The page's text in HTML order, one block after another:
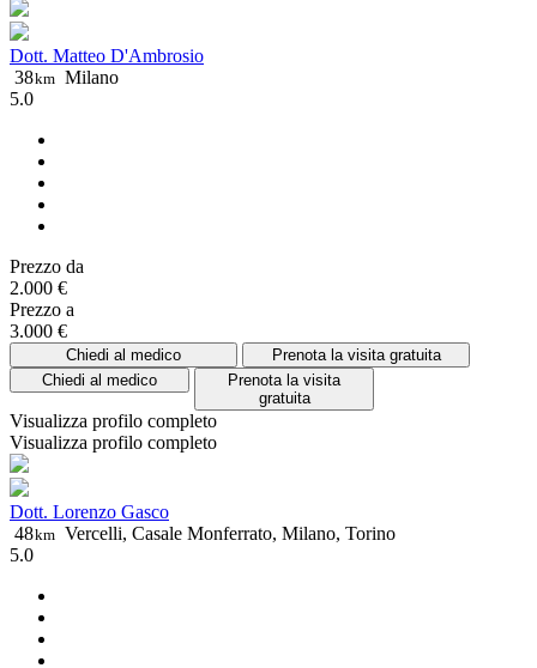
Dott. Matteo D'Ambrosio
38km Milano
5.0
Prezzo da
2.000 €
Prezzo a
3.000 €
Chiedi al medico
Prenota la visita gratuita
Chiedi al medico
Prenota la visita
gratuita
Visualizza profilo completo
Visualizza profilo completo
Dott. Lorenzo Gasco
48km Vercelli, Casale Monferrato, Milano, Torino
5.0